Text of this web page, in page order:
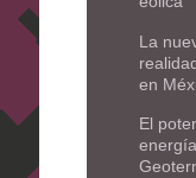
La
en
El